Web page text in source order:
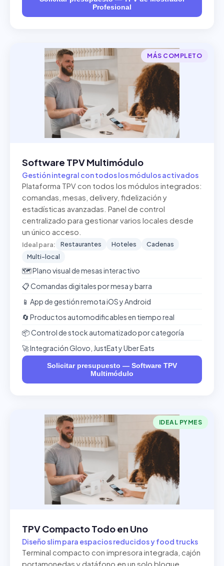
Profesional
MÁS COMPLETO
Software TPV Multimódulo
Gestión integral con todos los módulos activados
Plataforma TPV con todos los módulos integrados:
comandas, mesas, delivery, fidelización y
estadísticas avanzadas. Panel de control
centralizado para gestionar varios locales desde
un único acceso.
Ideal para: Restaurantes Hoteles
Cadenas
Multi-local
🗺️ Plano visual de mesas interactivo
📋 Comandas digitales por mesa y barra
📱 App de gestión remota iOS y Android
🔄 Productos automodificables en tiempo real
📦 Control de stock automatizado por categoría
🚀 Integración Glovo, JustEat y Uber Eats
Solicitar presupuesto — Software TPV
Multimódulo
IDEAL PYMES
TPV Compacto Todo en Uno
Diseño slim para espacios reducidos y food trucks
Terminal compacto con impresora integrada, cajón
portamonedas y datáfono en un solo bloque.